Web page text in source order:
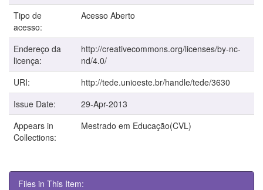
Tipo de
acesso:
Acesso Aberto
Endereço da
licença:
http://creativecommons.org/licenses/by-nc-
nd/4.0/
URI:
http://tede.unioeste.br/handle/tede/3630
Issue Date:
29-Apr-2013
Appears in
Collections:
Mestrado em Educação(CVL)
Files in This Item: